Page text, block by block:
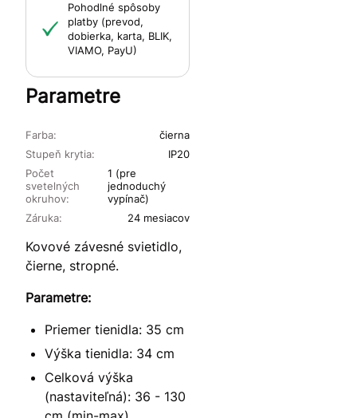
Pohodlné spôsoby
platby (prevod,
dobierka, karta, BLIK,
VIAMO, PayU)
Parametre
Farba:
čierna
Stupeň krytia:
IP20
Záruka: 24 mesiacov
Počet
svetelných
okruhov:
1 (pre
jednoduchý
vypínač)
Kovové závesné svietidlo,
čierne, stropné.
Parametre:
Priemer tienidla: 35 cm
Výška tienidla: 34 cm
Celková výška
(nastaviteľná): 36 - 130